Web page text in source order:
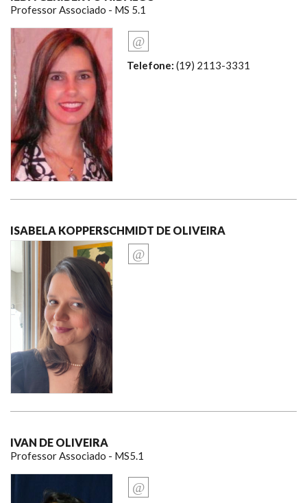
Professor Associado - MS 5.1
Telefone: (19) 2113-3331
ISABELA KOPPERSCHMIDT DE OLIVEIRA
IVAN DE OLIVEIRA
Professor Associado - MS5.1